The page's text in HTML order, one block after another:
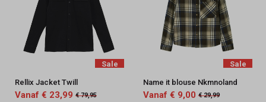
Sale
Rellix Jacket Twill
Vanaf € 23,99 € 79,95
Sale
Name it blouse Nkmnoland
Vanaf € 9,00 € 29,99